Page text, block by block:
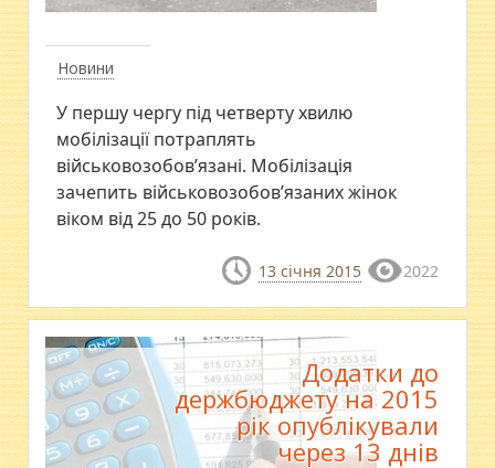
Новини
У першу чергу під четверту хвилю
мобілізації потраплять
військовозобов’язані. Мобілізація
зачепить військовозобов’язаних жінок
віком від 25 до 50 років.
13 січня 2015 2022
Додатки до
держбюджету на 2015
рік опублікували
через 13 днів